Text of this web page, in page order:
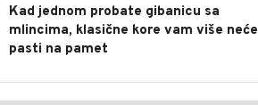
Kad jednom probate gibanicu sa
mlincima, klasične kore vam više neće
pasti na pamet